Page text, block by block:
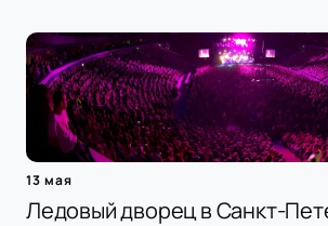
13 мая
Ледовый дворец в Санкт-